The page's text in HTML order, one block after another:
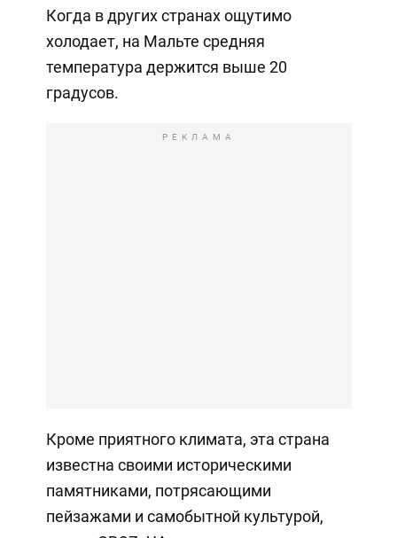
Когда в других странах ощутимо
холодает, на Мальте средняя
температура держится выше 20
градусов.
РЕКЛАМА
Кроме приятного климата, эта страна
известна своими историческими
памятниками, потрясающими
пейзажами и самобытной культурой,